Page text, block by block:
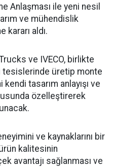
Anlaşması ile yeni nesil
ve mühendislik
kararı aldı.
ve IVECO, birlikte
üretip monte
tasarım anlayışı ve
özelleştirerek
ve kaynaklarını bir
kalitesinin
avantajı sağlanması ve